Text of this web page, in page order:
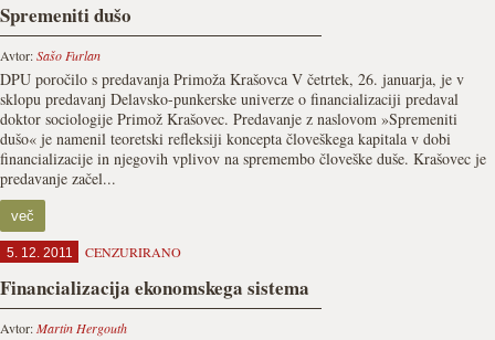
Spremeniti dušo
Avtor:Sašo Furlan
DPU poročilo s predavanja Primoža Krašovca V četrtek, 26. januarja, je v
sklopu predavanj Delavsko-punkerske univerze o financializaciji predaval
doktor sociologije Primož Krašovec. Predavanje z naslovom »Spremeniti
dušo« je namenil teoretski refleksiji koncepta človeškega kapitala v dobi
financializacije in njegovih vplivov na spremembo človeške duše. Krašovec je
predavanje začel...
več
5. 12. 2011 CENZURIRANO
Financializacija ekonomskega sistema
Avtor:Martin Hergouth